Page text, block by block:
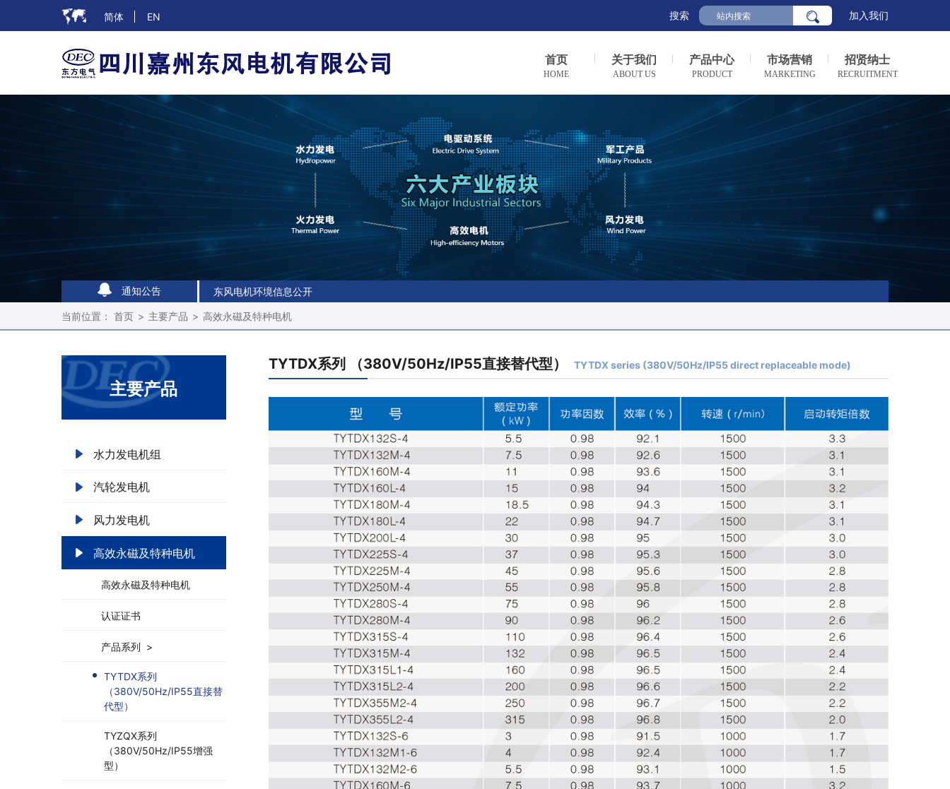
简体 EN 搜索 加入我们
首页
HOME
关于我们
ABOUT US
产品中心
PRODUCT
市场营销
MARKETING
招贤纳士
RECRUITMENT
通知公告
东风电机环境信息公开
东风电机环境信息公开
当前位置： 首页 > 主要产品 > 高效永磁及特种电机
主要产品
水力发电机组
汽轮发电机
风力发电机
高效永磁及特种电机
高效永磁及特种电机
认证证书
产品系列 >
TYTDX系列
（380V/50Hz/IP55直接替
代型）
TYZQX系列
（380V/50Hz/IP55增强
型）
TYTDX系列 （380V/50Hz/IP55直接替代型） TYTDX series (380V/50Hz/IP55 direct replaceable mode)